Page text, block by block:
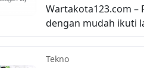
Wartakota123.com –
dengan mudah ikuti
Tekno